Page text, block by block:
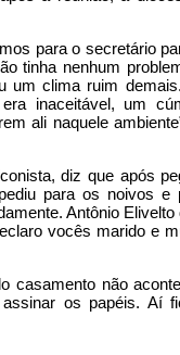
para o secretário
tinha nenhum
um clima ruim
inaceitável, um
ali naquele
diz que após
para os noivos e
Antônio Elivelto
vocês marido e
casamento não
os papéis. Aí